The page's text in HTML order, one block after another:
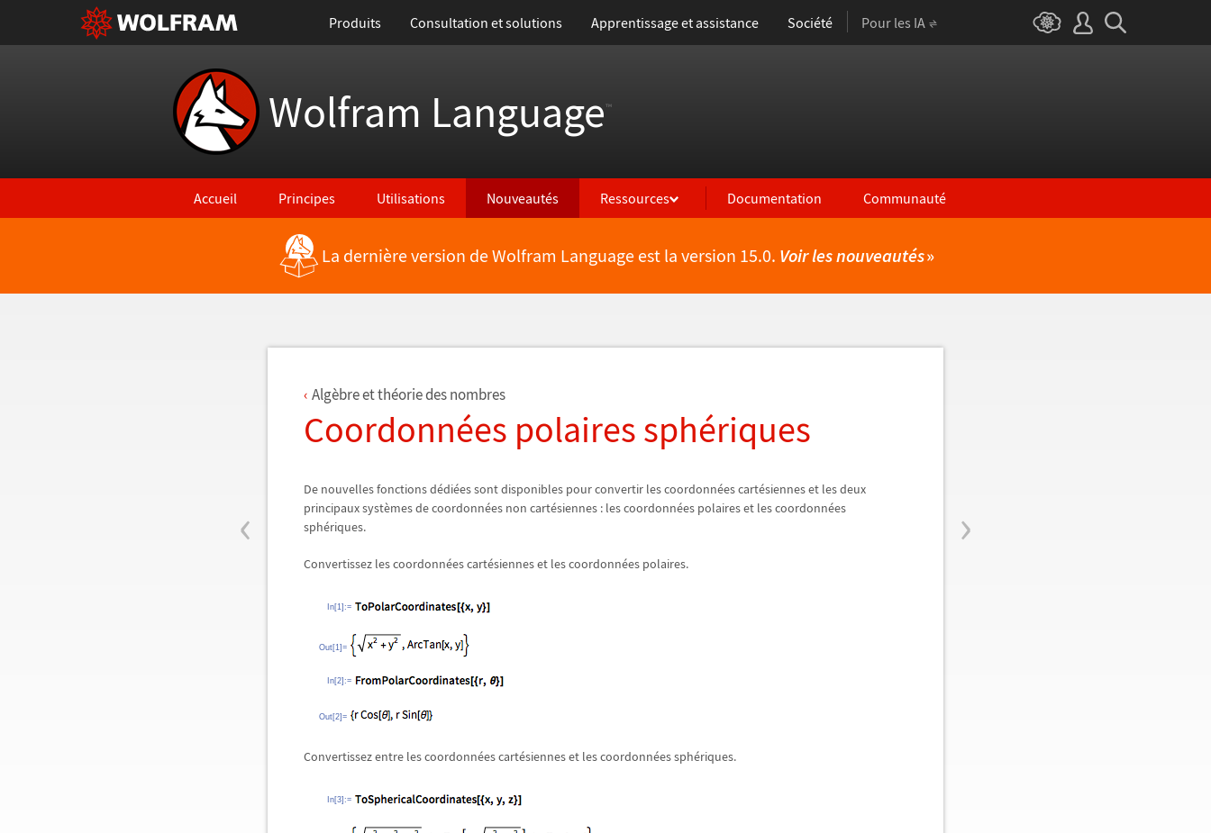
Produits Consultation et solutions Apprentissage et assistance Société Pour les IA
Wolfram Language™
Accueil Principes Utilisations Nouveautés Ressources Documentation Communauté
Retour vers les nouvelles fonctionnalitésLa dernière version de Wolfram Language est la version 15.0. Voir les nouveautés»
‹ ›
Algèbre et théorie des nombres
Coordonnées polaires sphériques
De nouvelles fonctions dédiées sont disponibles pour convertir les coordonnées cartésiennes et les deux
principaux systèmes de coordonnées non cartésiennes : les coordonnées polaires et les coordonnées
sphériques.
Convertissez les coordonnées cartésiennes et les coordonnées polaires.
In[1]:=
Out[1]=
In[2]:=
Out[2]=
Convertissez entre les coordonnées cartésiennes et les coordonnées sphériques.
In[3]:=